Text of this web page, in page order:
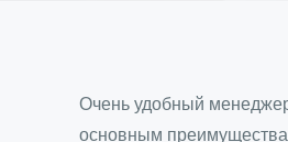
Очень удобный
основным